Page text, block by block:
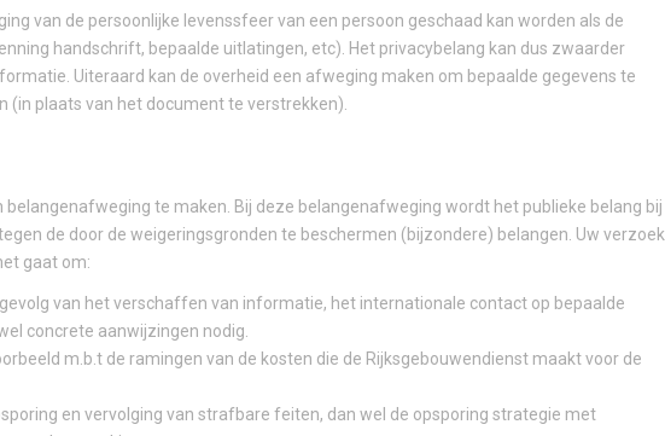
van de persoonlijke levenssfeer van een persoon geschaad kan worden als de
handschrift, bepaalde uitlatingen, etc). Het privacybelang kan dus zwaarder
Uiteraard kan de overheid een afweging maken om bepaalde gegevens te
plaats van het document te verstrekken).
te maken. Bij deze belangenafweging wordt het publieke belang bij
de door de weigeringsgronden te beschermen (bijzondere) belangen. Uw verzoek
gaat om:
van het verschaffen van informatie, het internationale contact op bepaalde
concrete aanwijzingen nodig.
m.b.t de ramingen van de kosten die de Rijksgebouwendienst maakt voor de
en vervolging van strafbare feiten, dan wel de opsporing strategie met